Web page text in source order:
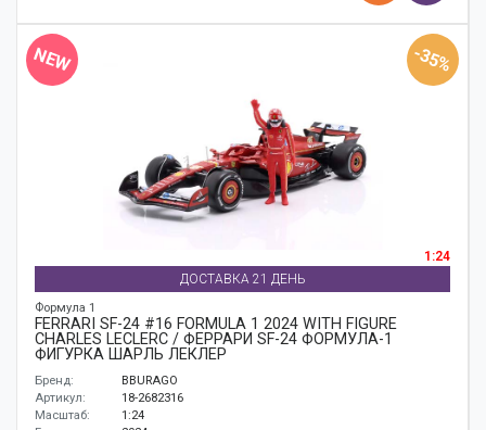
NEW -35%
1:24
ДОСТАВКА 21 ДЕНЬ
Формула 1
FERRARI SF-24 #16 FORMULA 1 2024 WITH FIGURE
CHARLES LECLERC / ФЕРРАРИ SF-24 ФОРМУЛА-1
ФИГУРКА ШАРЛЬ ЛЕКЛЕР
Бренд:
BBURAGO
Артикул:
18-2682316
Масштаб:
1:24